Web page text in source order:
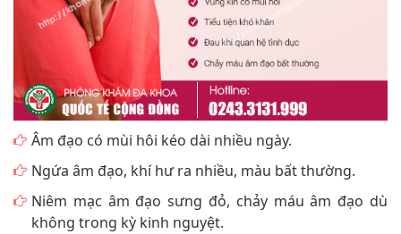
Âm đạo có mùi hôi kéo dài nhiều ngày.
Ngứa âm đạo, khí hư ra nhiều, màu bất thường.
Niêm mạc âm đạo sưng đỏ, chảy máu âm đạo dù
không trong kỳ kinh nguyệt.